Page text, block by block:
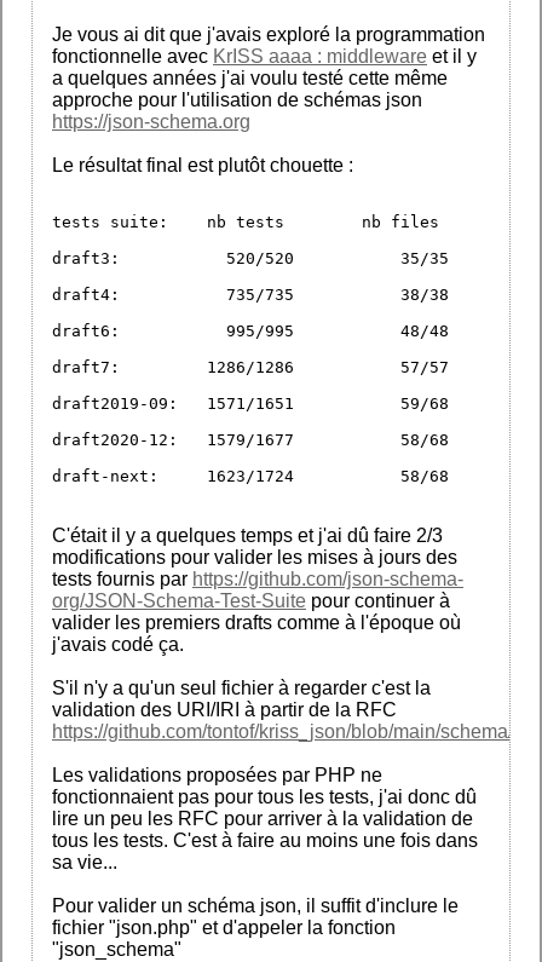
Je vous ai dit que j'avais exploré la programmation
fonctionnelle avec KrISS aaaa : middleware et il y
a quelques années j'ai voulu testé cette même
approche pour l'utilisation de schémas json
https://json-schema.org
Le résultat final est plutôt chouette :
tests suite:	nb tests	nb files
draft3: 	  520/520	    35/35
draft4: 	  735/735	    38/38
draft6: 	  995/995	    48/48
draft7: 	1286/1286	    57/57
draft2019-09: 	1571/1651	    59/68
draft2020-12: 	1579/1677	    58/68
draft-next: 	1623/1724	    58/68
C'était il y a quelques temps et j'ai dû faire 2/3
modifications pour valider les mises à jours des
tests fournis par https://github.com/json-schema-
org/JSON-Schema-Test-Suite pour continuer à
valider les premiers drafts comme à l'époque où
j'avais codé ça.
S'il n'y a qu'un seul fichier à regarder c'est la
validation des URI/IRI à partir de la RFC
https://github.com/tontof/kriss_json/blob/main/schema/
Les validations proposées par PHP ne
fonctionnaient pas pour tous les tests, j'ai donc dû
lire un peu les RFC pour arriver à la validation de
tous les tests. C'est à faire au moins une fois dans
sa vie...
Pour valider un schéma json, il suffit d'inclure le
fichier "json.php" et d'appeler la fonction
"json_schema"